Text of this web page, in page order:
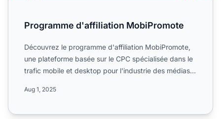
Programme d'affiliation MobiPromote
Découvrez le programme d'affiliation MobiPromote,
une plateforme basée sur le CPC spécialisée dans le
trafic mobile et desktop pour l'industrie des médias
Aug 1, 2025